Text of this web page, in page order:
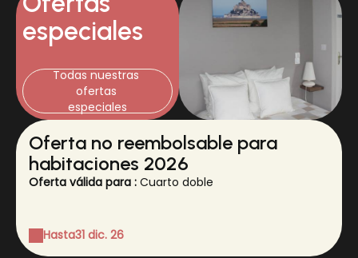
especiales
Todas nuestras
ofertas
especiales
Oferta no reembolsable para
habitaciones 2026
Oferta válida para : Cuarto doble
Hasta31 dic. 26